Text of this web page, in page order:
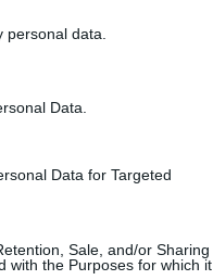
data.
Data.
Data for Targeted
Sale, and/or Sharing
with the Purposes for which it
milliárd forint
teljes hónapnyi ÁFÁ-t
2013-ra, az vajon
ennek a töredékéből
is muníció a
finanszírozási
Ami viszont nem
hatása,